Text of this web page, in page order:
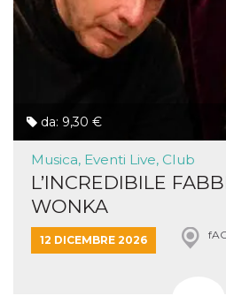
da: 9,30 €
Musica, Eventi Live, Club
L’INCREDIBILE
WONKA
12 DICEMBRE 2026